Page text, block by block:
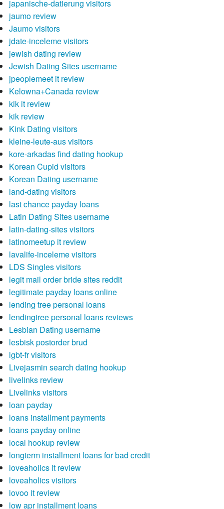
japanische-datierung visitors
jaumo review
Jaumo visitors
jdate-inceleme visitors
jewish dating review
Jewish Dating Sites username
jpeoplemeet it review
Kelowna+Canada review
kik it review
kik review
Kink Dating visitors
kleine-leute-aus visitors
kore-arkadas find dating hookup
Korean Cupid visitors
Korean Dating username
land-dating visitors
last chance payday loans
Latin Dating Sites username
latin-dating-sites visitors
latinomeetup it review
lavalife-inceleme visitors
LDS Singles visitors
legit mail order bride sites reddit
legitimate payday loans online
lending tree personal loans
lendingtree personal loans reviews
Lesbian Dating username
lesbisk postorder brud
lgbt-fr visitors
Livejasmin search dating hookup
livelinks review
Livelinks visitors
loan payday
loans installment payments
loans payday online
local hookup review
longterm installment loans for bad credit
loveaholics it review
loveaholics visitors
lovoo it review
low apr installment loans